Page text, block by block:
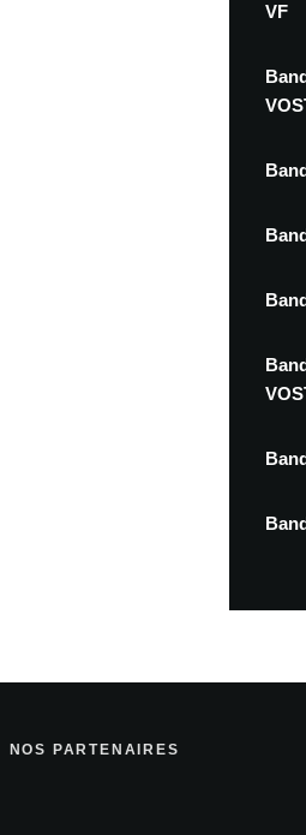
VF
NOS PARTENAIRES